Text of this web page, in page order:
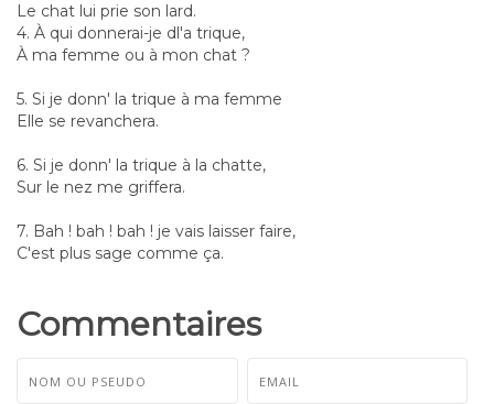
Le chat lui prie son lard.
4. À qui donnerai-je dl'a trique,
À ma femme ou à mon chat ?
5. Si je donn' la trique à ma femme
Elle se revanchera.
6. Si je donn' la trique à la chatte,
Sur le nez me griffera.
7. Bah ! bah ! bah ! je vais laisser faire,
C'est plus sage comme ça.
Commentaires